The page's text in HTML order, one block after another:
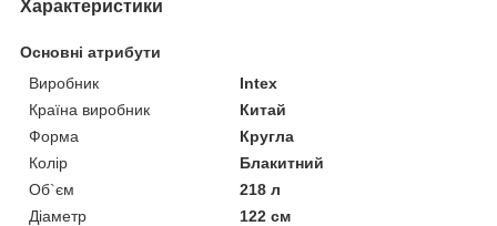
Характеристики
Основні атрибути
Виробник
Intex
Країна виробник
Китай
Форма
Кругла
Колір
Блакитний
Об`єм
218 л
Діаметр
122 см